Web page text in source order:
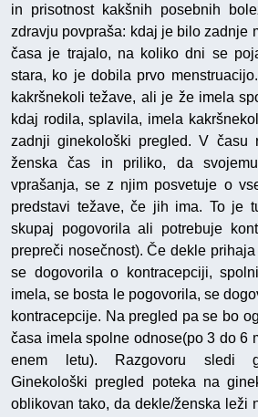
in prisotnost kakšnih posebnih
zdravju povpraša: kdaj je bilo zadnje
časa je trajalo, na koliko dni se
stara, ko je dobila prvo
kakršnekoli težave, ali je že imela
kdaj rodila, splavila, imela
zadnji ginekološki pregled. V času
ženska čas in priliko, da
vprašanja, se z njim posvetuje o
predstavi težave, če jih ima. To je
skupaj pogovorila ali potrebuje
prepreči nosečnost). Če dekle
se dogovorila o kontracepciji,
imela, se bosta le pogovorila, se
kontracepcije. Na pregled pa se bo
časa imela spolne odnose(po 3 do 6
enem letu). Razgovoru sledi
Ginekološki pregled poteka na
oblikovan tako, da dekle/ženska leži